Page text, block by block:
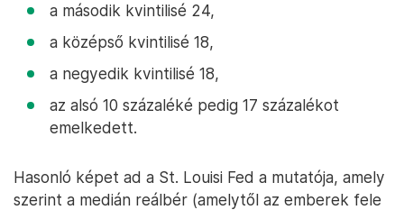
a második kvintilisé 24,
a középső kvintilisé 18,
a negyedik kvintilisé 18,
az alsó 10 százaléké pedig 17 százalékot
emelkedett.
Hasonló képet ad a St. Louisi Fed a mutatója, amely
szerint a medián reálbér (amelytől az emberek fele